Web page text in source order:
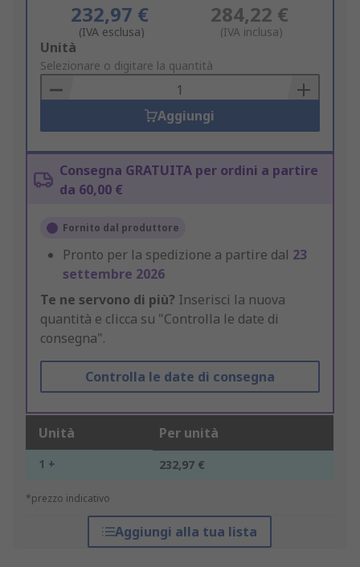
232,97 €
(IVA esclusa)
284,22 €
(IVA inclusa)
Add
to
Basket
Unità
Selezionare o digitare la quantità
Aggiungi
Consegna GRATUITA per ordini a partire
da 60,00 €
Fornito dal produttore
Pronto per la spedizione a partire dal 23
settembre 2026
Te ne servono di più? Inserisci la nuova
quantità e clicca su "Controlla le date di
consegna".
Controlla le date di consegna
Unità Per unità
1 + 232,97 €
*prezzo indicativo
Aggiungi alla tua lista